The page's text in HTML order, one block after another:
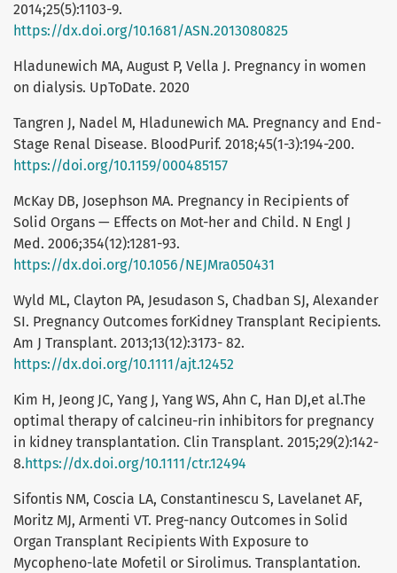
2014;25(5):1103-9.
https://dx.doi.org/10.1681/ASN.2013080825
Hladunewich MA, August P, Vella J. Pregnancy in women
on dialysis. UpToDate. 2020
Tangren J, Nadel M, Hladunewich MA. Pregnancy and End-
Stage Renal Disease. BloodPurif. 2018;45(1-3):194-200.
https://doi.org/10.1159/000485157
McKay DB, Josephson MA. Pregnancy in Recipients of
Solid Organs — Effects on Mot-her and Child. N Engl J
Med. 2006;354(12):1281-93.
https://dx.doi.org/10.1056/NEJMra050431
Wyld ML, Clayton PA, Jesudason S, Chadban SJ, Alexander
SI. Pregnancy Outcomes forKidney Transplant Recipients.
Am J Transplant. 2013;13(12):3173- 82.
https://dx.doi.org/10.1111/ajt.12452
Kim H, Jeong JC, Yang J, Yang WS, Ahn C, Han DJ,et al.The
optimal therapy of calcineu-rin inhibitors for pregnancy
in kidney transplantation. Clin Transplant. 2015;29(2):142-
8. https://dx.doi.org/10.1111/ctr.12494
Sifontis NM, Coscia LA, Constantinescu S, Lavelanet AF,
Moritz MJ, Armenti VT. Preg-nancy Outcomes in Solid
Organ Transplant Recipients With Exposure to
Mycopheno-late Mofetil or Sirolimus. Transplantation.